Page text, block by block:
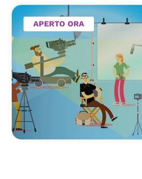
APERTO ORA